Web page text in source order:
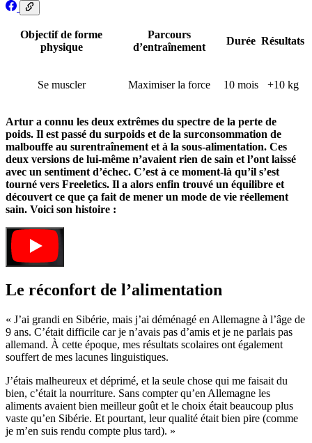
Objectif de forme
physique
Parcours
d’entraînement
Durée Résultats
Se muscler Maximiser la force 10 mois +10 kg
Artur a connu les deux extrêmes du spectre de la perte de
poids. Il est passé du surpoids et de la surconsommation de
malbouffe au surentraînement et à la sous-alimentation. Ces
deux versions de lui-même n’avaient rien de sain et l’ont laissé
avec un sentiment d’échec. C’est à ce moment-là qu’il s’est
tourné vers Freeletics. Il a alors enfin trouvé un équilibre et
découvert ce que ça fait de mener un mode de vie réellement
sain. Voici son histoire :
Le réconfort de l’alimentation
« J’ai grandi en Sibérie, mais j’ai déménagé en Allemagne à l’âge de
9 ans. C’était difficile car je n’avais pas d’amis et je ne parlais pas
allemand. À cette époque, mes résultats scolaires ont également
souffert de mes lacunes linguistiques.
J’étais malheureux et déprimé, et la seule chose qui me faisait du
bien, c’était la nourriture. Sans compter qu’en Allemagne les
aliments avaient bien meilleur goût et le choix était beaucoup plus
vaste qu’en Sibérie. Et pourtant, leur qualité était bien pire (comme
je m’en suis rendu compte plus tard). »